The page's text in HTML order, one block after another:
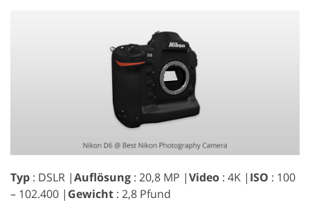
Typ : DSLR |Auflösung : 20,8 MP |Video : 4K | ISO : 100
– 102.400 | Gewicht : 2,8 Pfund